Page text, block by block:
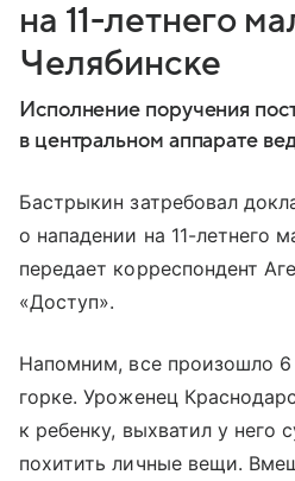
на 11-летнего
Челябинске
Исполнение поручения
в центральном аппарате
Бастрыкин затребовал
о нападении на 11-летнего
передает корреспондент
«Доступ».
Напомним, все произошло 6
горке. Уроженец
к ребенку, выхватил у него
похитить личные вещи.